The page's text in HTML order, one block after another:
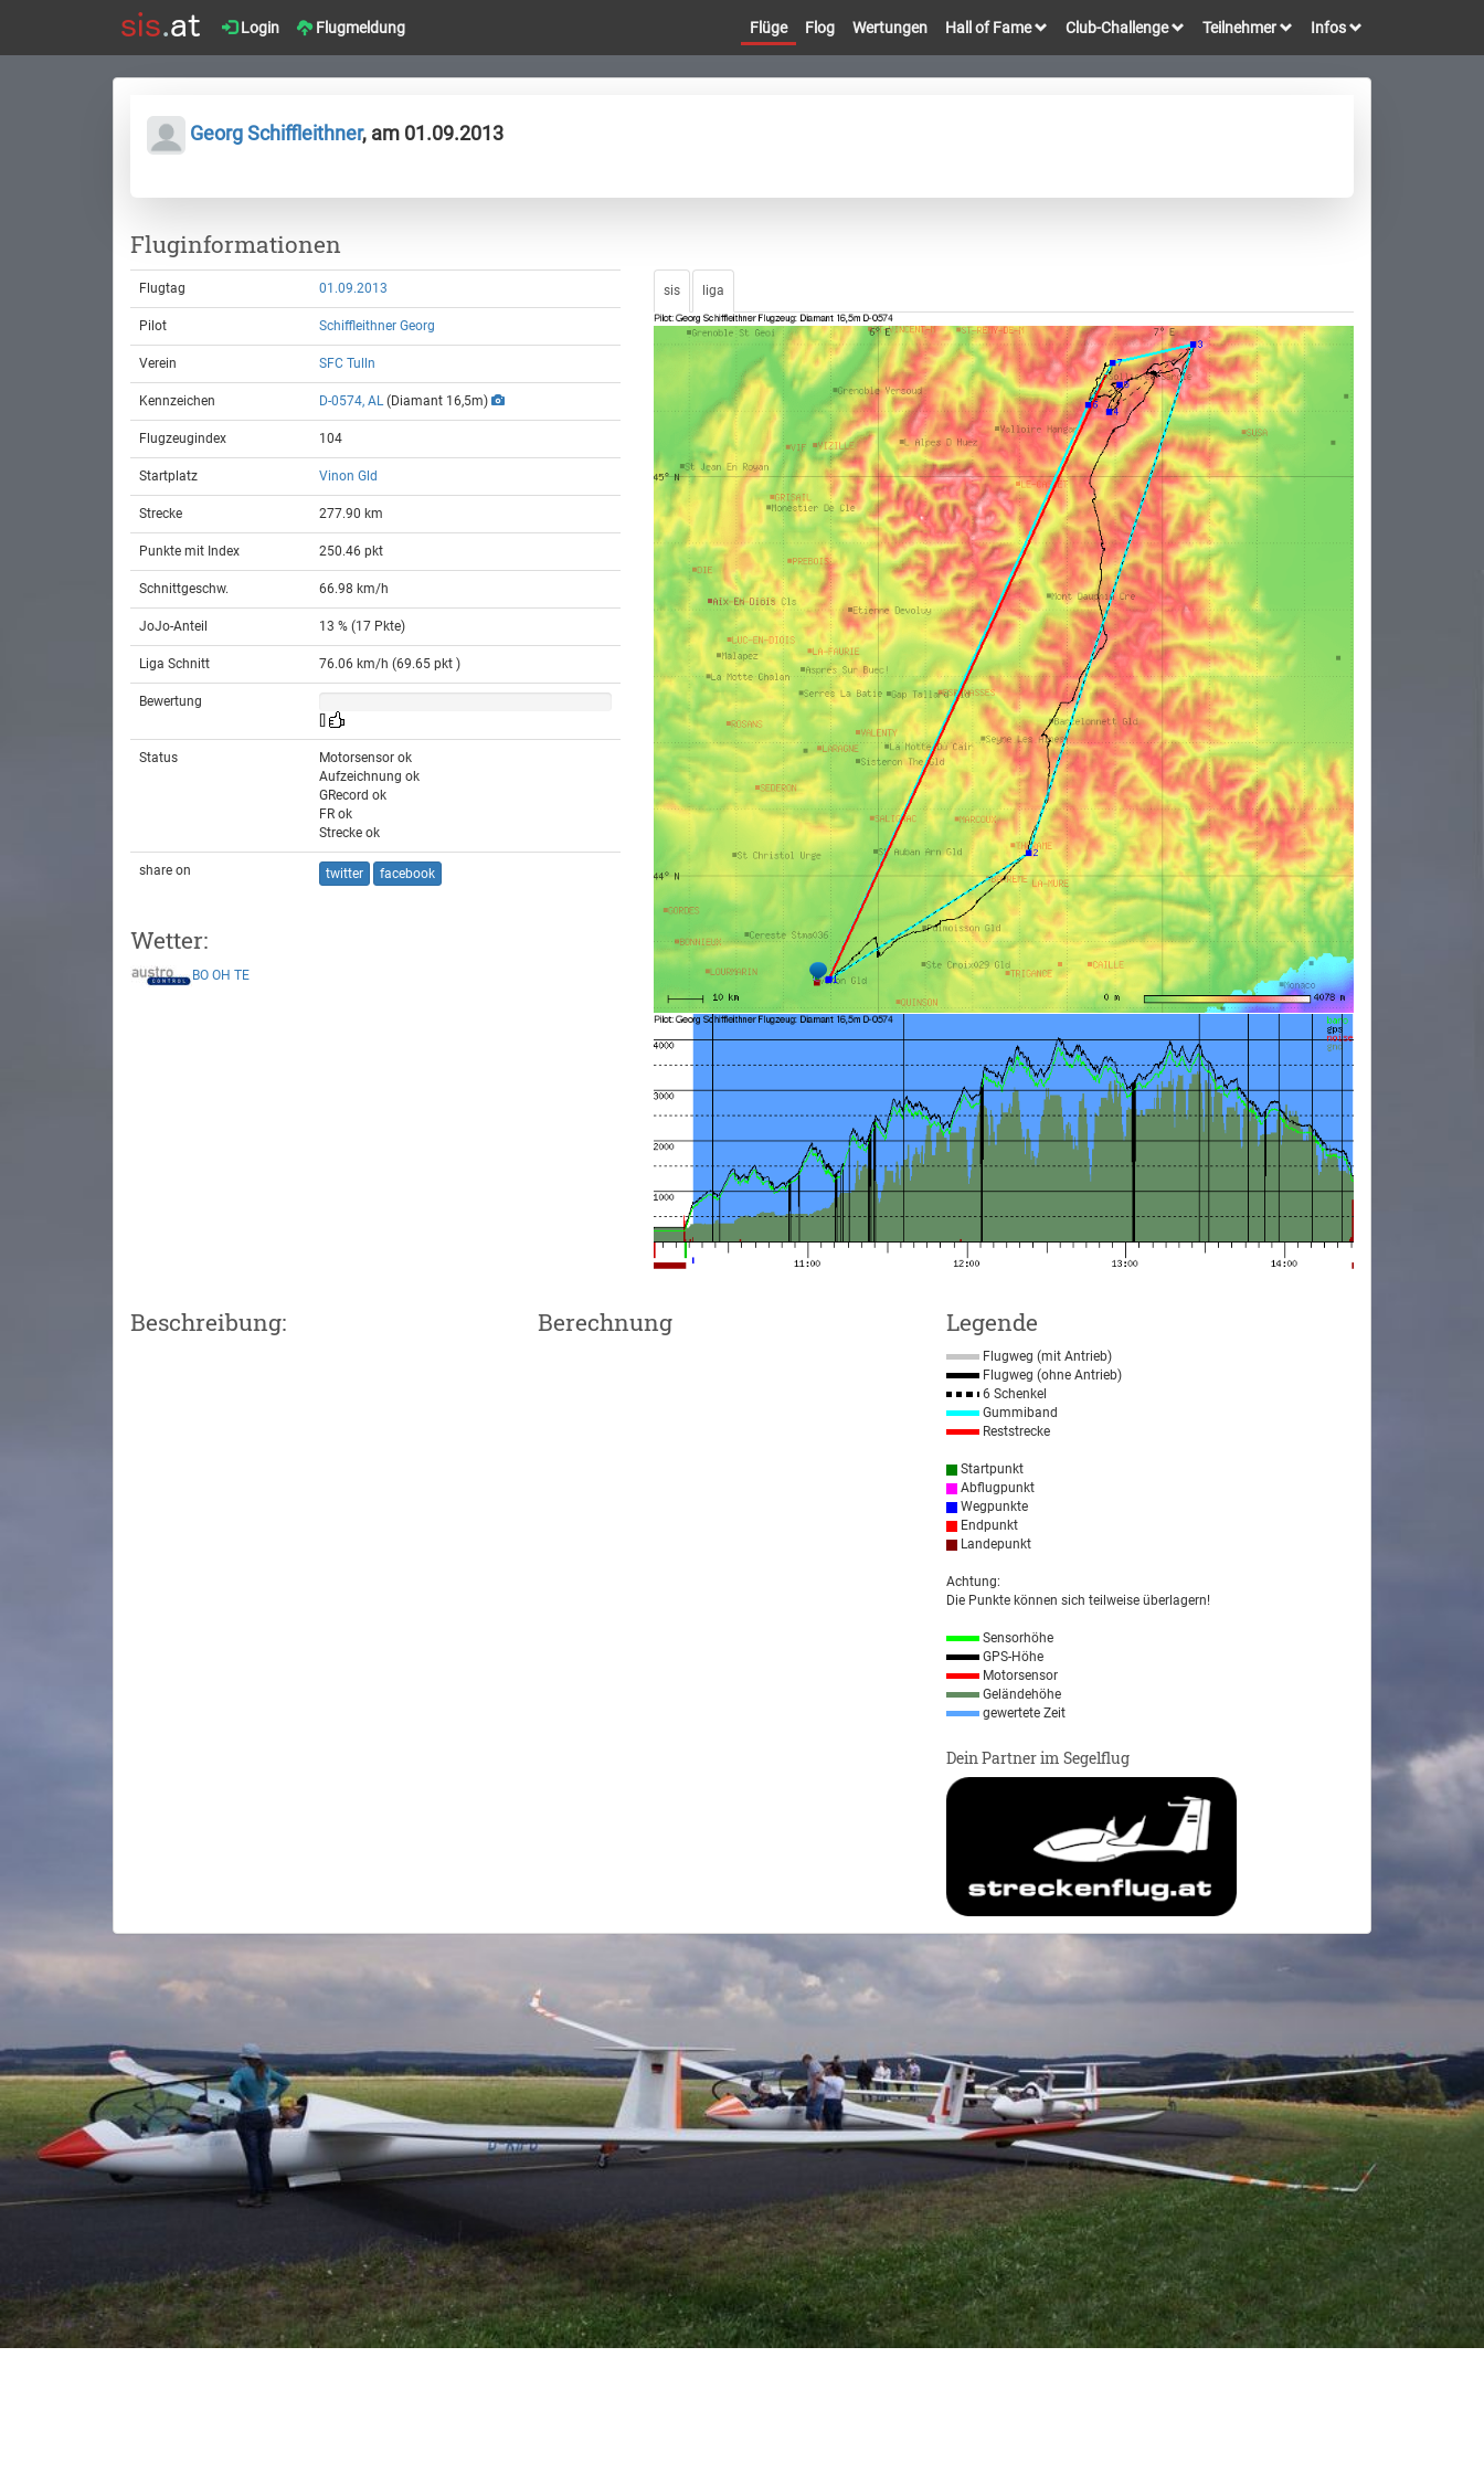
Login Flugmeldung Flüge Flog Wertungen Hall of Fame Club-Challenge Teilnehmer Infos
Georg Schiffleithner, am 01.09.2013
Fluginformationen
Flugtag 01.09.2013
Pilot Schiffleithner Georg
Verein SFC Tulln
Kennzeichen D-0574, AL (Diamant 16,5m)
Flugzeugindex 104
Startplatz Vinon Gld
Strecke 277.90 km
Punkte mit Index 250.46 pkt
Schnittgeschw. 66.98 km/h
JoJo-Anteil 13 % (17 Pkte)
Liga Schnitt 76.06 km/h (69.65 pkt )
Bewertung
[]
Status
Motorsensor ok
Aufzeichnung ok
GRecord ok
FR ok
Strecke ok
share on twitter facebook
Wetter:
BO OH TE
sis liga
Beschreibung: Berechnung Legende
Flugweg (mit Antrieb)
Flugweg (ohne Antrieb)
6 Schenkel
Gummiband
Reststrecke
Startpunkt
Abflugpunkt
Wegpunkte
Endpunkt
Landepunkt
Achtung:
Die Punkte können sich teilweise überlagern!
Sensorhöhe
GPS-Höhe
Motorsensor
Geländehöhe
gewertete Zeit
Dein Partner im Segelflug